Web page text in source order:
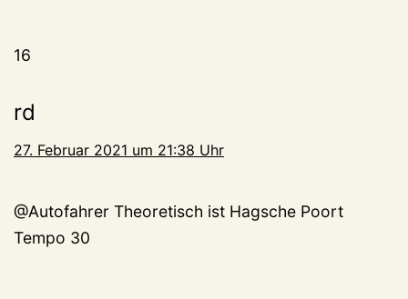
16
rd
27. Februar 2021 um 21:38 Uhr
@Autofahrer Theoretisch ist Hagsche Poort
Tempo 30